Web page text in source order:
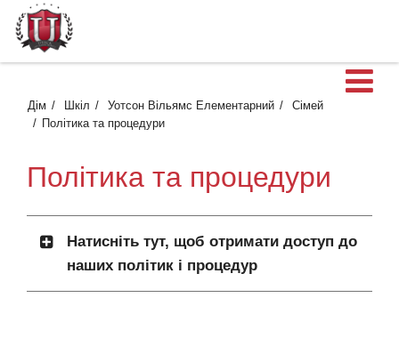
Дім Шкіл Уотсон Вільямс Елементарний
Сімей
Політика та процедури
Політика та процедури
Натисніть тут, щоб отримати доступ до
наших політик і процедур